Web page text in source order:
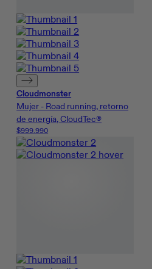
Cloudmonster
Mujer - Road running, retorno
de energía, CloudTec®
$999.990